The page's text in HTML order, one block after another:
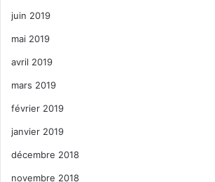
juin 2019
mai 2019
avril 2019
mars 2019
février 2019
janvier 2019
décembre 2018
novembre 2018